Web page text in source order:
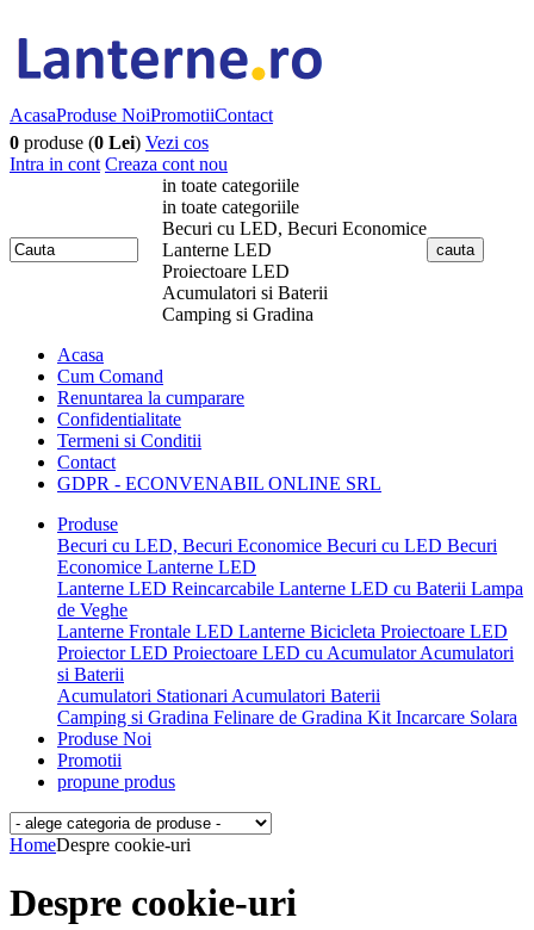
AcasaProduse NoiPromotiiContact
0 produse (0 Lei) Vezi cos
Intra in cont Creaza cont nou
in toate categoriile
in toate categoriile
Becuri cu LED, Becuri Economice
Lanterne LED
Proiectoare LED
Acumulatori si Baterii
Camping si Gradina
Acasa
Cum Comand
Renuntarea la cumparare
Confidentialitate
Termeni si Conditii
Contact
GDPR - ECONVENABIL ONLINE SRL
Produse
Becuri cu LED, Becuri Economice Becuri cu LED Becuri
Economice Lanterne LED
Lanterne LED Reincarcabile Lanterne LED cu Baterii Lampa
de Veghe
Lanterne Frontale LED Lanterne Bicicleta Proiectoare LED
Proiector LED Proiectoare LED cu AcumulatorAcumulatori
si Baterii
Acumulatori Stationari Acumulatori Baterii
Camping si Gradina Felinare de Gradina Kit Incarcare Solara
Produse Noi
Promotii
propune produs
HomeDespre cookie-uri
Despre cookie-uri